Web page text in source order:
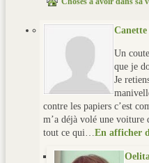
Canette
Un
que je
Je
contre les papiers c’est
m’a déjà volé une voiture
tout ce qui…En afficher